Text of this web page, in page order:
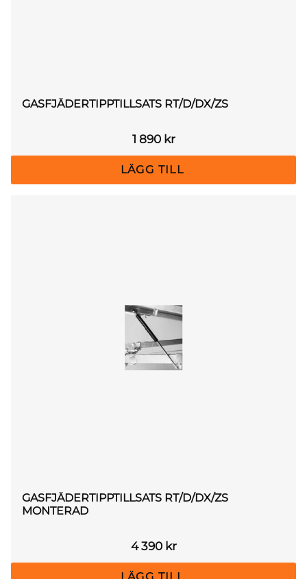
GASFJÄDERTIPPTILLSATS RT/D/DX/ZS
1 890kr
GASFJÄDERTIPPTILLSATS RT/D/DX/ZS
MONTERAD
4 390kr